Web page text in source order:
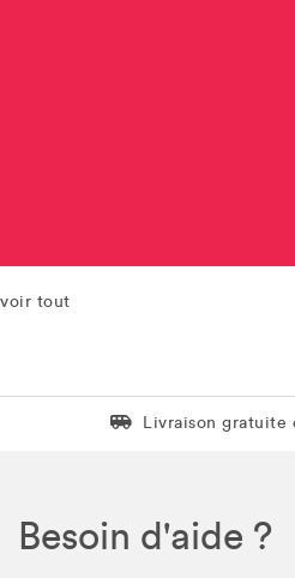
voir tout
Livraison gratuite
Livraison gratuite
Besoin d'aide ?